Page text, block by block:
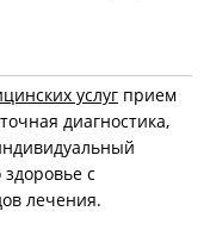
услуг прием
диагностика,
с
лечения.